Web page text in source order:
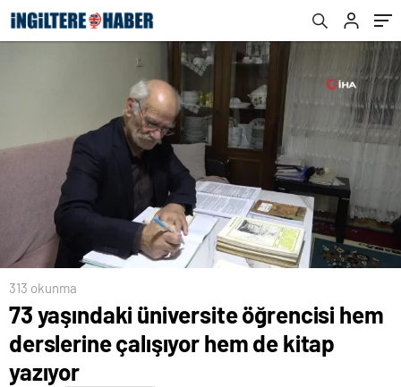
313 okunma
73 yaşındaki üniversite öğrencisi hem
derslerine çalışıyor hem de kitap
yazıyor